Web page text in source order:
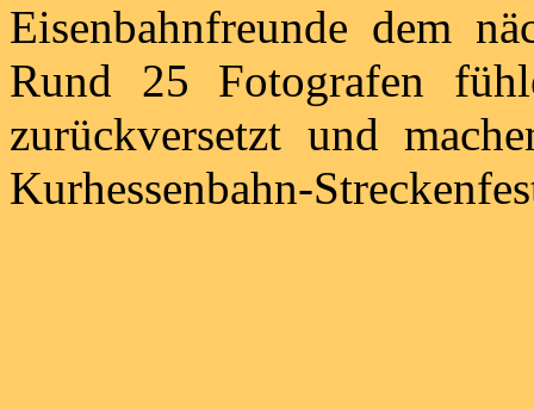
Eisenbahnfreunde dem
Rund 25 Fotografen
zurückversetzt und
Kurhessenbahn-